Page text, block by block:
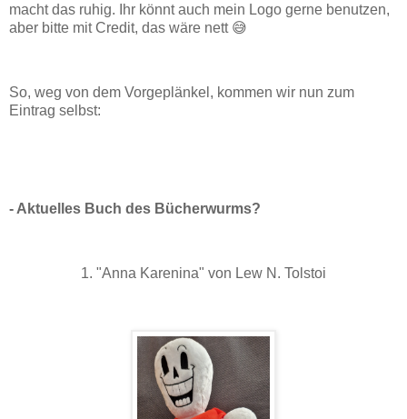
macht das ruhig. Ihr könnt auch mein Logo gerne benutzen,
aber bitte mit Credit, das wäre nett 😅
So, weg von dem Vorgeplänkel, kommen wir nun zum
Eintrag selbst:
- Aktuelles Buch des Bücherwurms?
1. "Anna Karenina" von Lew N. Tolstoi